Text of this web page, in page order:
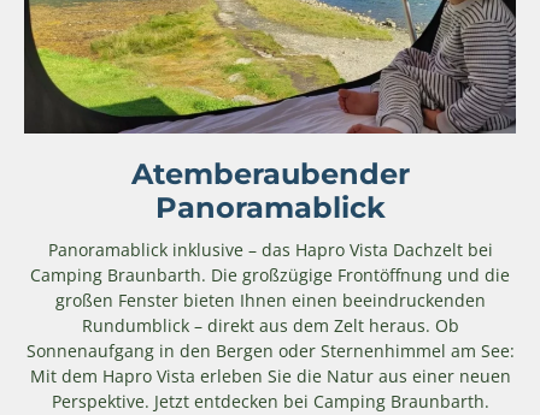
Atemberaubender
Panoramablick
Panoramablick inklusive – das Hapro Vista Dachzelt bei
Camping Braunbarth. Die großzügige Frontöffnung und die
großen Fenster bieten Ihnen einen beeindruckenden
Rundumblick – direkt aus dem Zelt heraus. Ob
Sonnenaufgang in den Bergen oder Sternenhimmel am See:
Mit dem Hapro Vista erleben Sie die Natur aus einer neuen
Perspektive. Jetzt entdecken bei Camping Braunbarth.